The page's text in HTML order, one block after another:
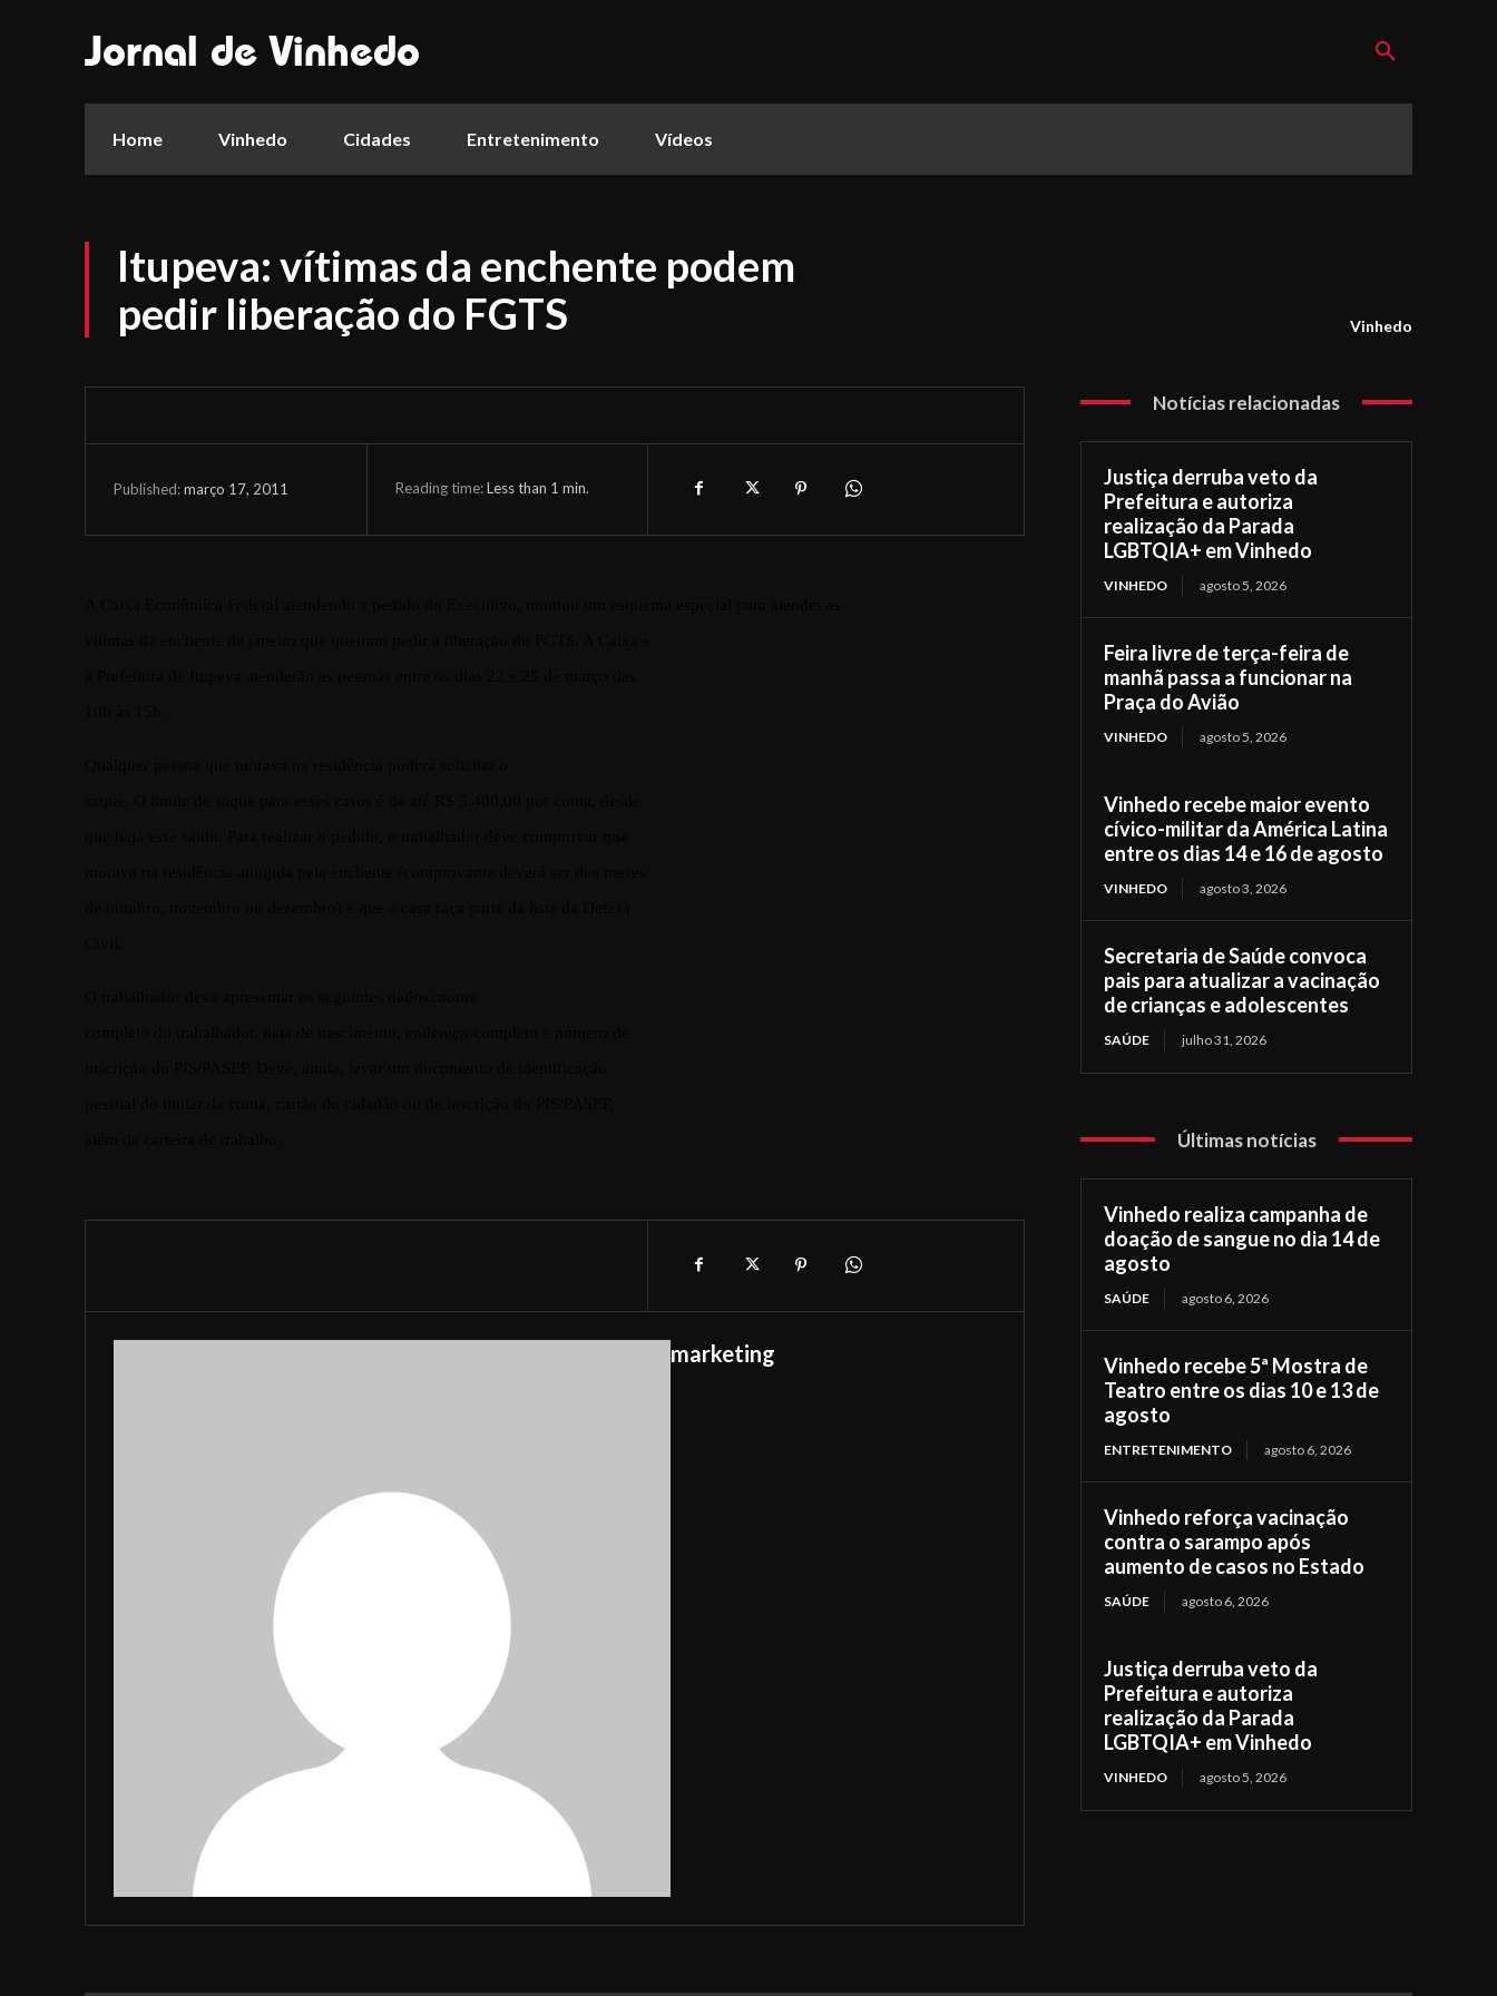
Jornal de Vinhedo
Home Vinhedo Cidades Entretenimento Vídeos
Itupeva: vítimas da enchente podem
pedir liberação do FGTS
Vinhedo
Published:março 17, 2011 Reading time:Less than 1 min.
marketing
Notícias relacionadas
Justiça derruba veto da
Prefeitura e autoriza
realização da Parada
LGBTQIA+ em Vinhedo
VINHEDO agosto 5, 2026
Feira livre de terça-feira de
manhã passa a funcionar na
Praça do Avião
VINHEDO agosto 5, 2026
Vinhedo recebe maior evento
cívico-militar da América Latina
entre os dias 14 e 16 de agosto
VINHEDO agosto 3, 2026
Secretaria de Saúde convoca
pais para atualizar a vacinação
de crianças e adolescentes
SAÚDE julho 31, 2026
Últimas notícias
Vinhedo realiza campanha de
doação de sangue no dia 14 de
agosto
SAÚDE agosto 6, 2026
Vinhedo recebe 5ª Mostra de
Teatro entre os dias 10 e 13 de
agosto
ENTRETENIMENTO agosto 6, 2026
Vinhedo reforça vacinação
contra o sarampo após
aumento de casos no Estado
SAÚDE agosto 6, 2026
Justiça derruba veto da
Prefeitura e autoriza
realização da Parada
LGBTQIA+ em Vinhedo
VINHEDO agosto 5, 2026